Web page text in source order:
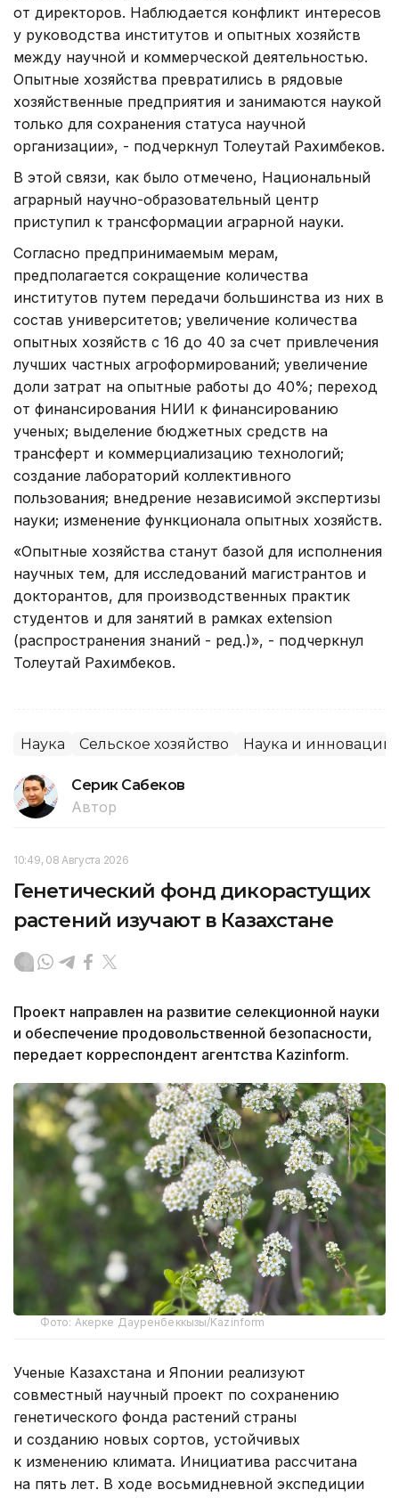
от директоров. Наблюдается конфликт интересов
у руководства институтов и опытных хозяйств
между научной и коммерческой деятельностью.
Опытные хозяйства превратились в рядовые
хозяйственные предприятия и занимаются наукой
только для сохранения статуса научной
организации», - подчеркнул Толеутай Рахимбеков.
В этой связи, как было отмечено, Национальный
аграрный научно-образовательный центр
приступил к трансформации аграрной науки.
Согласно предпринимаемым мерам,
предполагается сокращение количества
институтов путем передачи большинства из них в
состав университетов; увеличение количества
опытных хозяйств с 16 до 40 за счет привлечения
лучших частных агроформирований; увеличение
доли затрат на опытные работы до 40%; переход
от финансирования НИИ к финансированию
ученых; выделение бюджетных средств на
трансферт и коммерциализацию технологий;
создание лабораторий коллективного
пользования; внедрение независимой экспертизы
науки; изменение функционала опытных хозяйств.
«Опытные хозяйства станут базой для исполнения
научных тем, для исследований магистрантов и
докторантов, для производственных практик
студентов и для занятий в рамках extension
(распространения знаний - ред.)», - подчеркнул
Толеутай Рахимбеков.
Наука Сельское хозяйство Наука и инновации
Серик Сабеков
Автор
10:49, 08 Августа 2026
Генетический фонд дикорастущих
растений изучают в Казахстане
Проект направлен на развитие селекционной науки
и обеспечение продовольственной безопасности,
передает корреспондент агентства Kazinform.
Фото: Акерке Дауренбеккызы/Kazinform
Ученые Казахстана и Японии реализуют
совместный научный проект по сохранению
генетического фонда растений страны
и созданию новых сортов, устойчивых
к изменению климата. Инициатива рассчитана
на пять лет. В ходе восьмидневной экспедиции